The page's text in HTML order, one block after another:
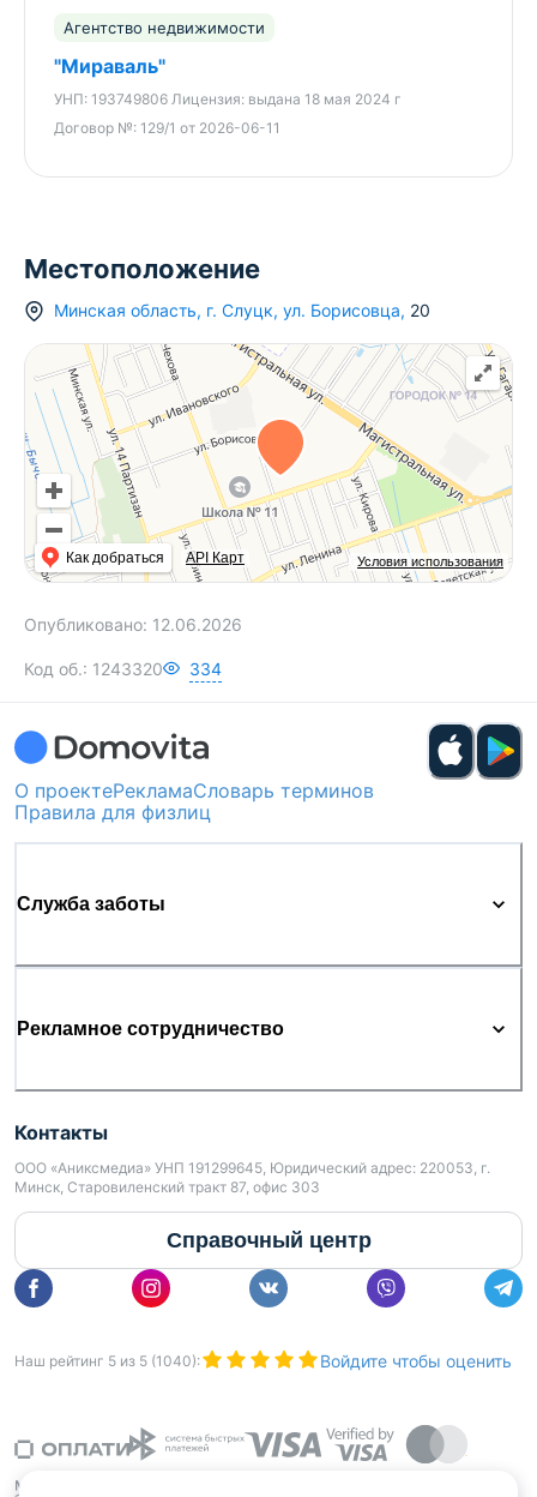
Агентство недвижимости
"Мираваль"
УНП: 193749806 Лицензия: выдана 18 мая 2024 г
Договор №: 129/1 от 2026-06-11
Местоположение
Минская область, г. Слуцк, ул. Борисовца, 20
Условия использования
Как добраться API Карт
Опубликовано: 12.06.2026
Код об.: 1243320 334
О проектеРекламаСловарь терминов
Правила для физлиц
Служба заботы
Рекламное сотрудничество
Контакты
ООО «Аниксмедиа» УНП 191299645, Юридический адрес: 220053, г.
Минск, Старовиленский тракт 87, офис 303
Справочный центр
Наш рейтинг 5 из 5 (1040): Войдите чтобы оценить